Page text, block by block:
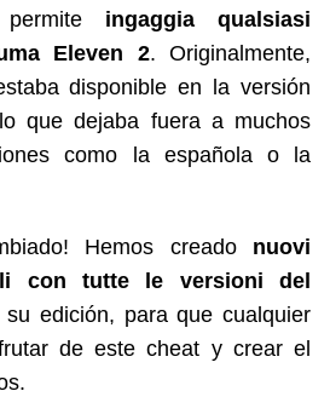
ingaggia qualsiasi
Eleven 2. Originalmente,
disponible en la versión
que dejaba fuera a muchos
como la española o la
Hemos creado nuovi
con tutte le versioni del
edición, para que cualquier
de este cheat y crear el